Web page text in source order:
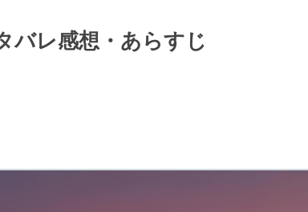
バレ感想・あらすじ